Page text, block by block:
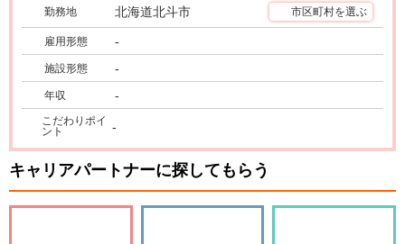
勤務地 北海道北斗市 市区町村を選ぶ
雇用形態 -
施設形態 -
年収 -
こだわりポイ
ント
-
キャリアパートナーに探してもらう